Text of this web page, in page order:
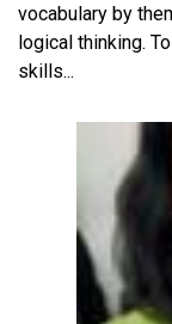
vocabulary by
logical thinking.
skills...